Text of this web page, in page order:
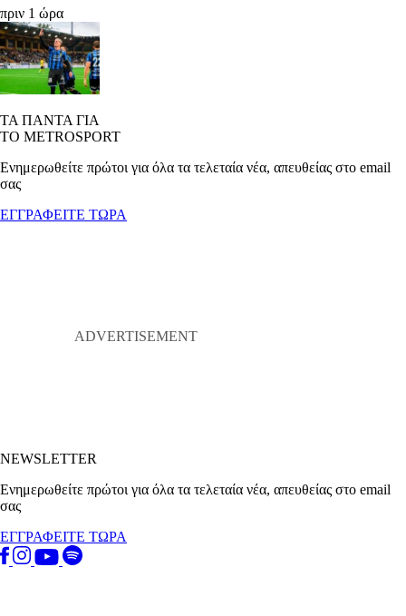
πριν 1 ώρα
ΤΑ ΠΑΝΤΑ ΓΙΑ
ΤΟ METROSPORT
Ενημερωθείτε πρώτοι για όλα τα τελεταία νέα, απευθείας στο email
σας
ΕΓΓΡΑΦΕΙΤΕ ΤΩΡΑ
NEWSLETTER
Ενημερωθείτε πρώτοι για όλα τα τελεταία νέα, απευθείας στο email
σας
ΕΓΓΡΑΦΕΙΤΕ ΤΩΡΑ